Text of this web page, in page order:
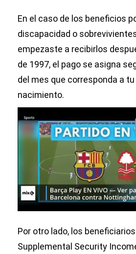
En el caso de los beneficios
discapacidad o
empezaste a recibirlos
de 1997, el pago se asigna
del mes que corresponda a
nacimiento.
Por otro lado, los
Supplemental Security